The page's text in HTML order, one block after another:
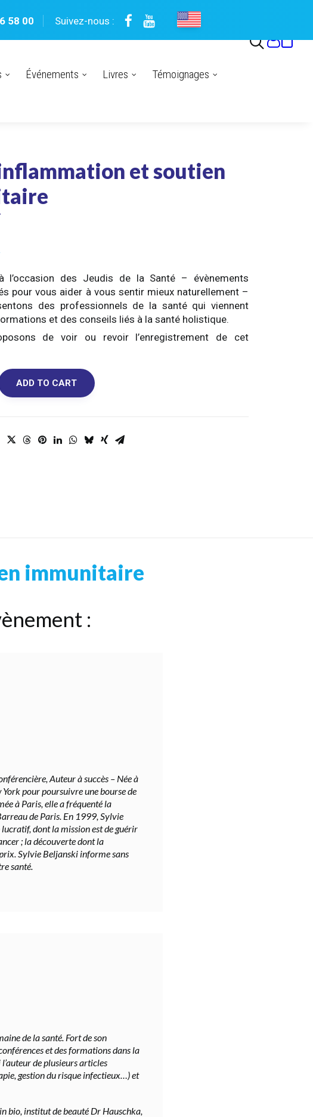
58 00 Suivez-nous :
Événements Livres
Témoignages
et soutien
l’occasion des Jeudis de la Santé – évènements
pour vous aider à vous sentir mieux naturellement –
des professionnels de la santé qui viennent
et des conseils liés à la santé holistique.
de voir ou revoir l’enregistrement de cet
ADD TO CART
immunitaire
:
Auteur à succès – Née à
pour poursuivre une bourse de
à Paris, elle a fréquenté la
de Paris. En 1999, Sylvie
dont la mission est de guérir
; la découverte dont la
Sylvie Beljanski informe sans
santé.
de la santé. Fort de son
et des formations dans la
de plusieurs articles
gestion du risque infectieux…) et
bio, institut de beauté Dr Hauschka,